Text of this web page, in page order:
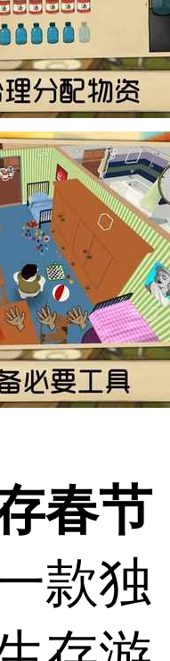
春节
款独